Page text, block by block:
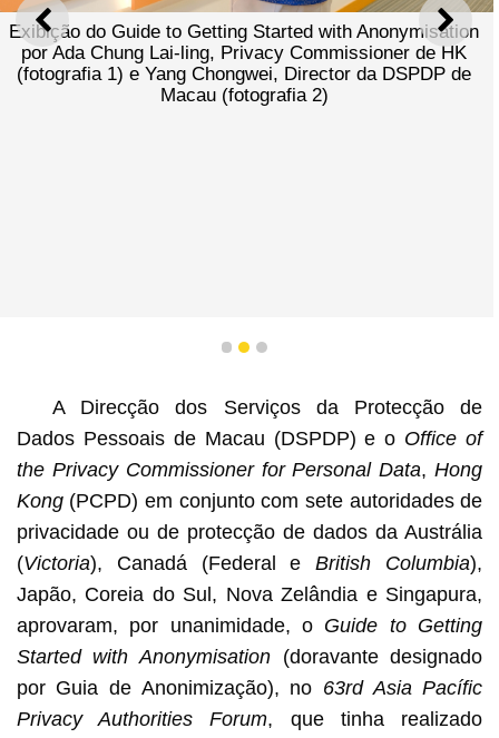
ANTERIOR
Exibição do Guide to Getting Started with Anonymisation
por Ada Chung Lai-ling, Privacy Commissioner de HK
(fotografia 1) e Yang Chongwei, Director da DSPDP de
Macau (fotografia 2)
1 2 3
A Direcção dos Serviços da Protecção de
Dados Pessoais de Macau (DSPDP) e o Office of
the Privacy Commissioner for Personal Data,Hong
Kong (PCPD) em conjunto com sete autoridades de
privacidade ou de protecção de dados da Austrália
(Victoria), Canadá (Federal eBritish Columbia),
Japão, Coreia do Sul, Nova Zelândia e Singapura,
aprovaram, por unanimidade, o Guide to Getting
Started with Anonymisation (doravante designado
por Guia de Anonimização), no 63rd Asia Pacífic
Privacy Authorities Forum, que tinha realizado